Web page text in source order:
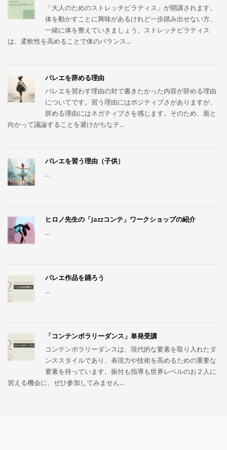
「大人のためのストレッチピラティス」が開講されます。
体を動かすことに興味があるけれど一歩踏み出せない方、
一緒に体を整えていきましょう。ストレッチピラティス
は、柔軟性を高めることで体のバランス...
バレエを辞める理由
バレエを習わす理由の対で書きたかった内容が辞める理由
についてです。習う理由にはポジティブさがありますが、
辞める理由にはネガティブさを感じます。そのため、面と
向かって議論することを避けがちなテ...
バレエを習う理由（子供）
...
ヒロノ先生の「Jazzコンテ」ワークショップの紹介
...
バレエ作品を踊ろう
...
「コンテンポラリーダンス」単発受講
コンテンポラリーダンスは、現代的な要素を取り入れたダ
ンススタイルであり、表現力や技術を高めるための重要な
要素を持っています。振付も指導も世界レベルのお２人に
習える機会に、ぜひ参加してみません...